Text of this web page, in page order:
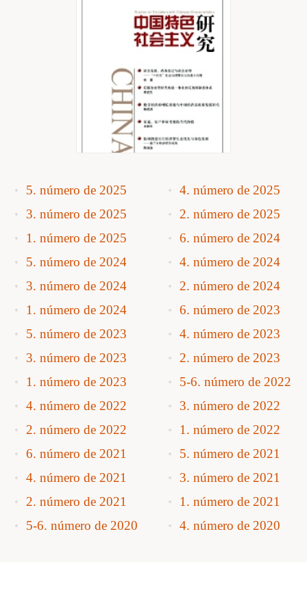
5. número de 2025
4. número de 2025
3. número de 2025
2. número de 2025
1. número de 2025
6. número de 2024
5. número de 2024
4. número de 2024
3. número de 2024
2. número de 2024
1. número de 2024
6. número de 2023
5. número de 2023
4. número de 2023
3. número de 2023
2. número de 2023
1. número de 2023
5-6. número de 2022
4. número de 2022
3. número de 2022
2. número de 2022
1. número de 2022
6. número de 2021
5. número de 2021
4. número de 2021
3. número de 2021
2. número de 2021
1. número de 2021
5-6. número de 2020
4. número de 2020